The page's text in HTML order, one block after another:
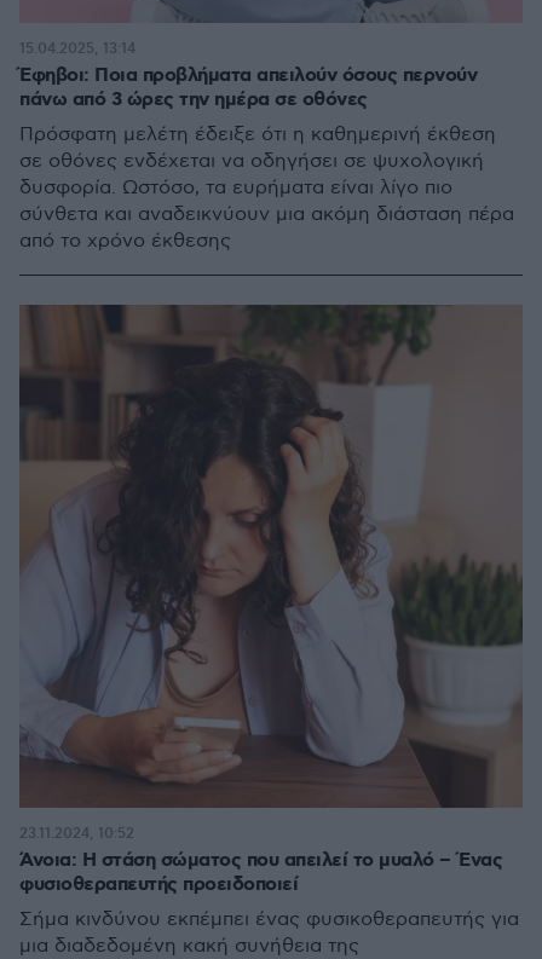
Έφηβοι: Ποια προβλήματα απειλούν όσους περνούν
πάνω από 3 ώρες την ημέρα σε οθόνες
Πρόσφατη μελέτη έδειξε ότι η καθημερινή έκθεση
σε οθόνες ενδέχεται να οδηγήσει σε ψυχολογική
δυσφορία. Ωστόσο, τα ευρήματα είναι λίγο πιο
σύνθετα και αναδεικνύουν μια ακόμη διάσταση πέρα
από το χρόνο έκθεσης
15.04.2025, 13:14
Άνοια: Η στάση σώματος που απειλεί το μυαλό – Ένας
φυσιοθεραπευτής προειδοποιεί
Σήμα κινδύνου εκπέμπει ένας φυσικοθεραπευτής για
μια διαδεδομένη κακή συνήθεια της
23.11.2024, 10:52